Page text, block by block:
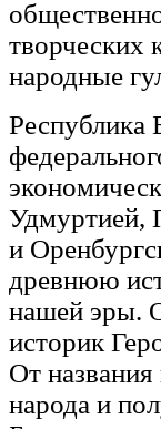
творческих
народные
Республика
Удмуртией,
и
древнюю
нашей эры.
историк
От
народа и